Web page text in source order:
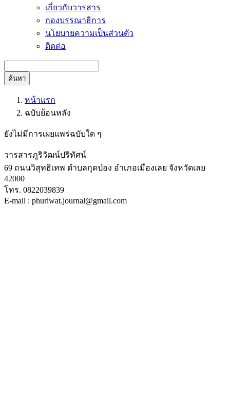
เกี่ยวกับวารสาร
กองบรรณาธิการ
นโยบายความเป็นส่วนตัว
ติดต่อ
ค้นหา
หน้าแรก
ฉบับย้อนหลัง
ยังไม่มีการเผยแพร่ฉบับใด ๆ
วารสารภูริวัฒน์ปริทัศน์
69 ถนนวิสุทธิเทพ ตำบลกุดป่อง อำเภอเมืองเลย จังหวัดเลย
42000
โทร. 0822039839
E-mail : phuriwat.journal@gmail.com